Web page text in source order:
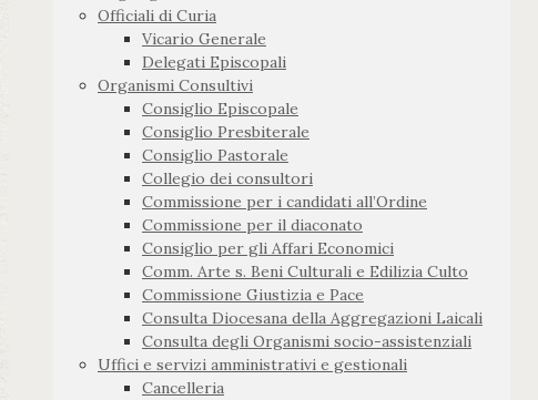
Officiali di Curia
Vicario Generale
Delegati Episcopali
Organismi Consultivi
Consiglio Episcopale
Consiglio Presbiterale
Consiglio Pastorale
Collegio dei consultori
Commissione per i candidati all’Ordine
Commissione per il diaconato
Consiglio per gli Affari Economici
Comm. Arte s. Beni Culturali e Edilizia Culto
Commissione Giustizia e Pace
Consulta Diocesana della Aggregazioni Laicali
Consulta degli Organismi socio-assistenziali
Uffici e servizi amministrativi e gestionali
Cancelleria